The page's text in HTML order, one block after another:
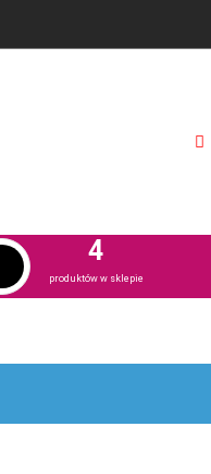
produktów w sklepie
4